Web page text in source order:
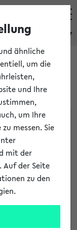
eKVV
ähnliche
um die
und Ihre
um Ihre
messen. Sie
mit der
der Seite
zu den